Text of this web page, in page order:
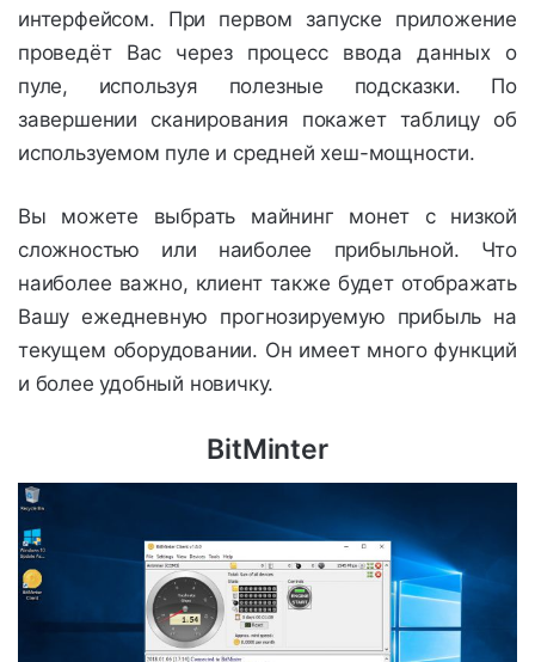
интерфейсом. При первом запуске приложение
проведёт Вас через процесс ввода данных о
пуле, используя полезные подсказки. По
завершении сканирования покажет таблицу об
используемом пуле и средней хеш-мощности.
Вы можете выбрать майнинг монет с низкой
сложностью или наиболее прибыльной. Что
наиболее важно, клиент также будет отображать
Вашу ежедневную прогнозируемую прибыль на
текущем оборудовании. Он имеет много функций
и более удобный новичку.
BitMinter